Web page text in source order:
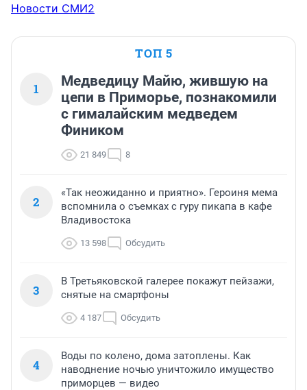
Новости СМИ2
ТОП 5
1
Медведицу Майю, жившую на
цепи в Приморье, познакомили
с гималайским медведем
Фиником
21 849 8
2
«Так неожиданно и приятно». Героиня мема
вспомнила о съемках с гуру пикапа в кафе
Владивостока
13 598 Обсудить
3
В Третьяковской галерее покажут пейзажи,
снятые на смартфоны
4 187 Обсудить
4
Воды по колено, дома затоплены. Как
наводнение ночью уничтожило имущество
приморцев — видео